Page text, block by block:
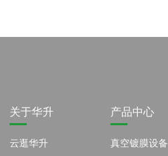
关于华升
云逛华升
产品中心
真空镀膜设备